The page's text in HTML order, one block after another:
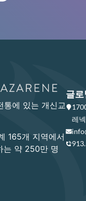
통에 있는 개신교
165개 지역에서
는 약 250만 명
글로
레